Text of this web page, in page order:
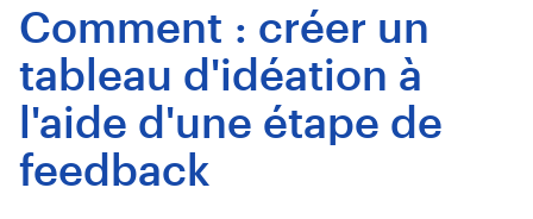
Comment : créer un
tableau d'idéation à
l'aide d'une étape de
feedback